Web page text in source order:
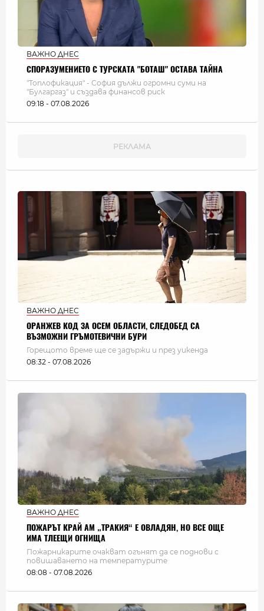
ВАЖНО ДНЕС
СПОРАЗУМЕНИЕТО С ТУРСКАТА "БОТАШ" ОСТАВА ТАЙНА
"Топлофикация" - София дължи огромни суми на
"Булгаргаз" и създава финансов риск
09:18 - 07.08.2026
ВАЖНО ДНЕС
ОРАНЖЕВ КОД ЗА ОСЕМ ОБЛАСТИ, СЛЕДОБЕД СА
ВЪЗМОЖНИ ГРЪМОТЕВИЧНИ БУРИ
Горещото време ще се задържи и през уикенда
08:32 - 07.08.2026
ВАЖНО ДНЕС
ПОЖАРЪТ КРАЙ АМ „ТРАКИЯ“ Е ОВЛАДЯН, НО ВСЕ ОЩЕ
ИМА ТЛЕЕЩИ ОГНИЩА
Пожарникарите очакват огънят да се поднови с
повишаването на температурите
08:08 - 07.08.2026